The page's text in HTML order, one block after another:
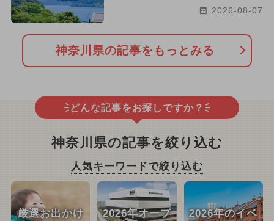
2026-08-07
神奈川県の記事をもっとみる
どんな記事をお探しですか？
神奈川県の記事を絞り込む
人気キーワードで絞り込む
厳選お出かけ
2026年オープ
2026年のイベ